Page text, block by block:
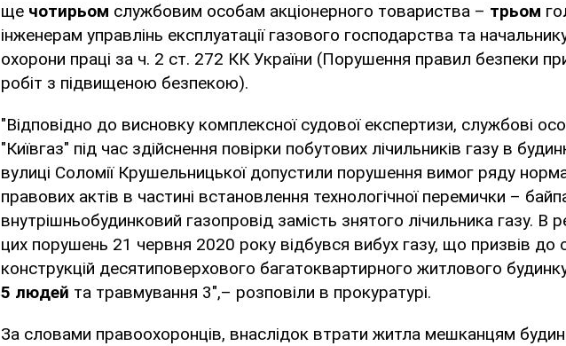
ще чотирьом службовим особам акціонерного товариства – трьом
інженерам управлінь експлуатації газового господарства та
охорони праці за ч. 2 ст. 272 КК України (Порушення правил безпеки
робіт з підвищеною безпекою).
"Відповідно до висновку комплексної судової експертизи, службові
"Київгаз" під час здійснення повірки побутових лічильників газу в
вулиці Соломії Крушельницької допустили порушення вимог ряду
правових актів в частині встановлення технологічної перемички –
внутрішньобудинковий газопровід замість знятого лічильника газу. В
цих порушень 21 червня 2020 року відбувся вибух газу, що призвів до
конструкцій десятиповерхового багатоквартирного житлового
5 людей та травмування 3",– розповіли в прокуратурі.
За словами правоохоронців, внаслідок втрати житла мешканцям